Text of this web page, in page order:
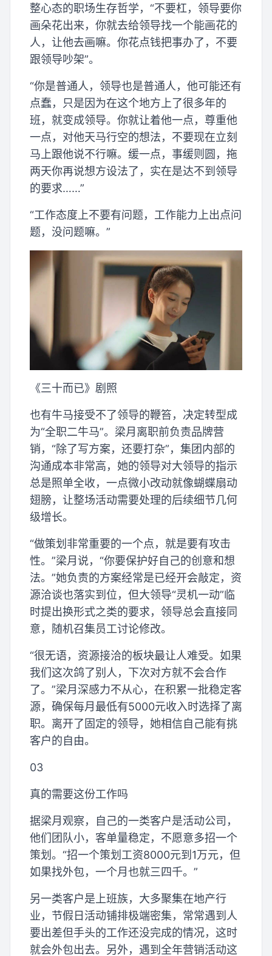
整心态的职场生存哲学，“不要杠，领导要你
画朵花出来，你就去给领导找一个能画花的
人，让他去画嘛。你花点钱把事办了，不要
跟领导吵架”。
“你是普通人，领导也是普通人，他可能还有
点蠢，只是因为在这个地方上了很多年的
班，就变成领导。你就让着他一点，尊重他
一点，对他天马行空的想法，不要现在立刻
马上跟他说不行嘛。缓一点，事缓则圆，拖
两天你再说想方设法了，实在是达不到领导
的要求……”
“工作态度上不要有问题，工作能力上出点问
题，没问题嘛。”
《三十而已》剧照
也有牛马接受不了领导的鞭笞，决定转型成
为“全职二牛马”。梁月离职前负责品牌营
销，“除了写方案，还要打杂”，集团内部的
沟通成本非常高，她的领导对大领导的指示
总是照单全收，一点微小改动就像蝴蝶扇动
翅膀，让整场活动需要处理的后续细节几何
级增长。
“做策划非常重要的一个点，就是要有攻击
性。”梁月说，“你要保护好自己的创意和想
法。”她负责的方案经常是已经开会敲定，资
源洽谈也落实到位，但大领导“灵机一动”临
时提出换形式之类的要求，领导总会直接同
意，随机召集员工讨论修改。
“很无语，资源接洽的板块最让人难受。如果
我们这次鸽了别人，下次对方就不会合作
了。”梁月深感力不从心，在积累一批稳定客
源，确保每月最低有5000元收入时选择了离
职。离开了固定的领导，她相信自己能有挑
客户的自由。
03
真的需要这份工作吗
据梁月观察，自己的一类客户是活动公司，
他们团队小，客单量稳定，不愿意多招一个
策划。“招一个策划工资8000元到1万元，但
如果找外包，一个月也就三四千。”
另一类客户是上班族，大多聚集在地产行
业，节假日活动铺排极端密集，常常遇到人
要出差但手头的工作还没完成的情况，这时
就会外包出去。另外，遇到全年营销活动这